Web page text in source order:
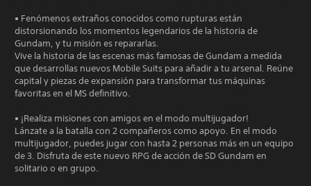
• Fenómenos extraños conocidos como rupturas están
distorsionando los momentos legendarios de la historia de
Gundam, y tu misión es repararlas.
Vive la historia de las escenas más famosas de Gundam a medida
que desarrollas nuevos Mobile Suits para añadir a tu arsenal. Reúne
capital y piezas de expansión para transformar tus máquinas
favoritas en el MS definitivo.
• ¡Realiza misiones con amigos en el modo multijugador!
Lánzate a la batalla con 2 compañeros como apoyo. En el modo
multijugador, puedes jugar con hasta 2 personas más en un equipo
de 3. Disfruta de este nuevo RPG de acción de SD Gundam en
solitario o en grupo.